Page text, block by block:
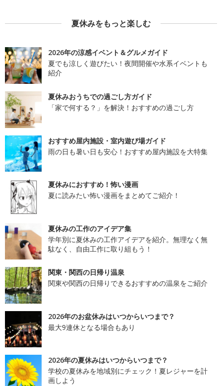
夏休みをもっと楽しむ
2026年の涼感イベント＆グルメガイド
夏でも涼しく遊びたい！夜間開催や水系イベントも
紹介
夏休みおうちでの過ごし方ガイド
「家で何する？」を解決！おすすめの過ごし方
おすすめ屋内施設・室内遊び場ガイド
雨の日も暑い日も安心！おすすめ屋内施設を大特集
夏休みにおすすめ！怖い漫画
夏に読みたい怖い漫画をまとめてご紹介！
夏休みの工作のアイデア集
学年別に夏休みの工作アイデアを紹介。無理なく無
駄なく、自由工作に取り組もう！
関東・関西の日帰り温泉
関東や関西の日帰りできるおすすめの温泉をご紹介
2026年のお盆休みはいつからいつまで？
最大9連休となる場合もあり
2026年の夏休みはいつからいつまで？
学校の夏休みを地域別にチェック！夏レジャーを計
画しよう